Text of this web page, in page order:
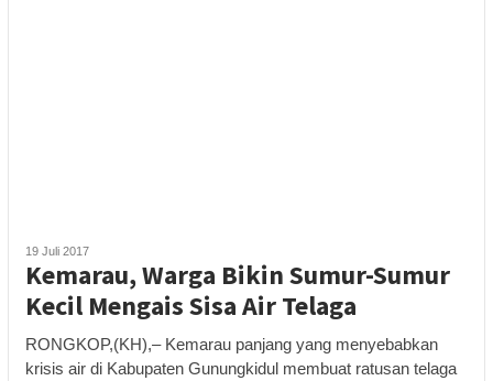
19 Juli 2017
Kemarau, Warga Bikin Sumur-Sumur
Kecil Mengais Sisa Air Telaga
RONGKOP,(KH),– Kemarau panjang yang menyebabkan
krisis air di Kabupaten Gunungkidul membuat ratusan telaga